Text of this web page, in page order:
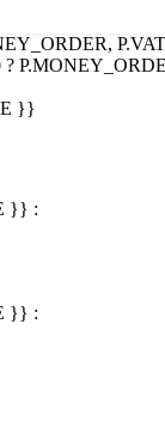
}}
}} :
}} :